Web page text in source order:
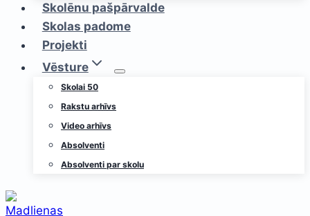
Skolēnu pašpārvalde
Skolas padome
Projekti
Vēsture
Skolai 50
Rakstu arhīvs
Video arhīvs
Absolventi
Absolventi par skolu